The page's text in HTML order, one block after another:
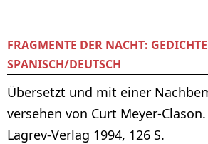
FRAGMENTE DER NACHT: GEDICHTE
SPANISCH/DEUTSCH
Übersetzt und mit einer
versehen von Curt Meyer-
Lagrev-Verlag 1994, 126 S.